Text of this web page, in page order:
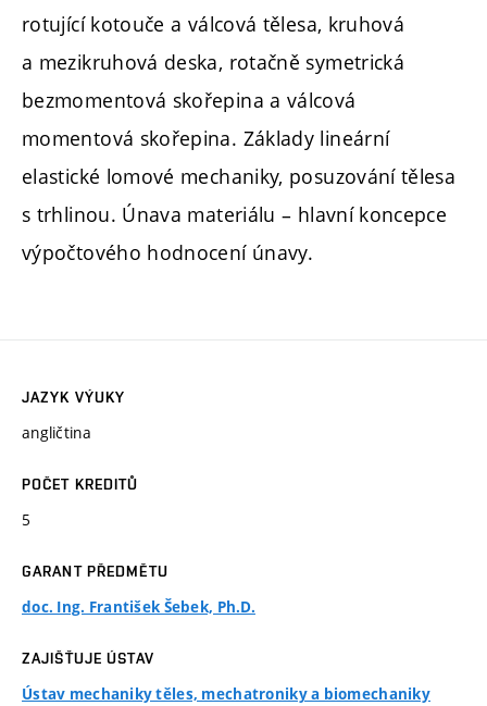
rotující kotouče a válcová tělesa, kruhová
a mezikruhová deska, rotačně symetrická
bezmomentová skořepina a válcová
momentová skořepina. Základy lineární
elastické lomové mechaniky, posuzování tělesa
s trhlinou. Únava materiálu – hlavní koncepce
výpočtového hodnocení únavy.
JAZYK VÝUKY
angličtina
POČET KREDITŮ
5
GARANT PŘEDMĚTU
doc. Ing. František Šebek, Ph.D.
ZAJIŠŤUJE ÚSTAV
Ústav mechaniky těles, mechatroniky a biomechaniky